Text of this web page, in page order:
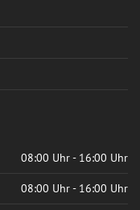
08:00 Uhr - 16:00 Uhr
08:00 Uhr - 16:00 Uhr